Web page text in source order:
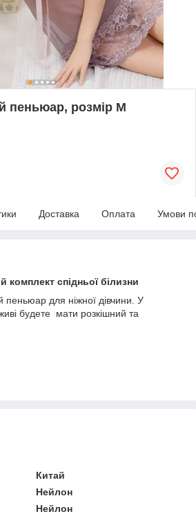
пеньюар, розмір М
Доставка Оплата Умови
комплект спідньої білизни
пеньюар для ніжної дівчини. У
будете мати розкішний та
Китай
Нейлон
Нейлон